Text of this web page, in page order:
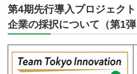
第4期先行導入プロジェク
企業の採択について（第1弾